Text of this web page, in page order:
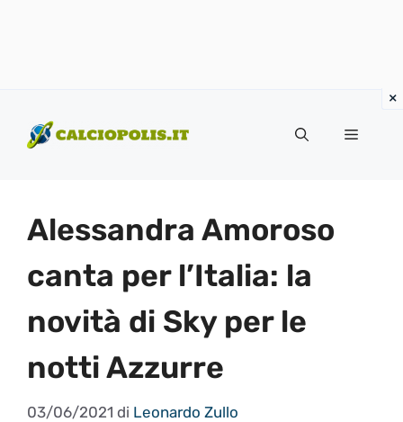
contenuto
Menu
Alessandra Amoroso
canta per l’Italia: la
novità di Sky per le
notti Azzurre
03/06/2021 di Leonardo Zullo